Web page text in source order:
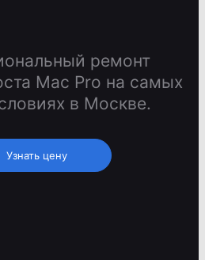
ремонт
Mac Pro на самых
в Москве.
Узнать цену